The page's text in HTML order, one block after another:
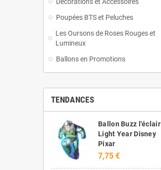
Poupées BTS et Peluches
Les Oursons de Roses Rouges et
Lumineux
Ballons en Promotions
TENDANCES
Ballon Buzz l'éclair
Light Year Disney
Pixar
7,75 €